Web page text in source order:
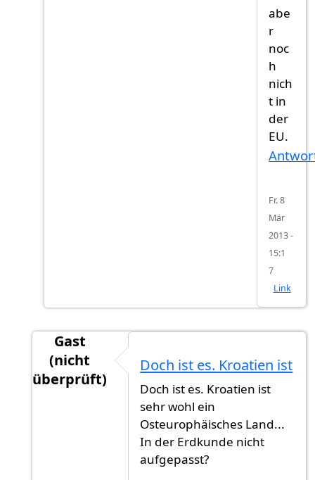
abe
r
noc
h
nich
t in
der
EU.
Fr. 8
Mär
2013 -
15:1
7
Link
Gast
(nicht
überprüft)
Anmerkung -Kroatien ist kein
Doch ist es. Kroatien ist
Doch ist es. Kroatien ist
sehr wohl ein
Osteurophäisches Land...
In der Erdkunde nicht
aufgepasst?